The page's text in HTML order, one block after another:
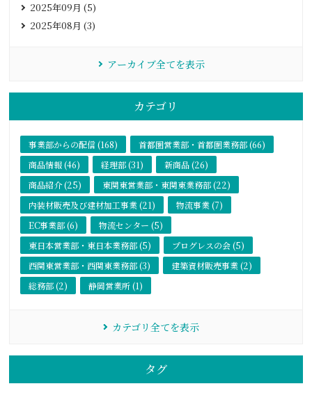
2025年09月 (5)
2025年08月 (3)
アーカイブ全てを表示
カテゴリ
事業部からの配信 (168)
首都圏営業部・首都圏業務部 (66)
商品情報 (46)
経理部 (31)
新商品 (26)
商品紹介 (25)
東関東営業部・東関東業務部 (22)
内装材販売及び建材加工事業 (21)
物流事業 (7)
EC事業部 (6)
物流センター (5)
東日本営業部・東日本業務部 (5)
プログレスの会 (5)
西関東営業部・西関東業務部 (3)
建築資材販売事業 (2)
総務部 (2)
静岡営業所 (1)
カテゴリ全てを表示
タグ